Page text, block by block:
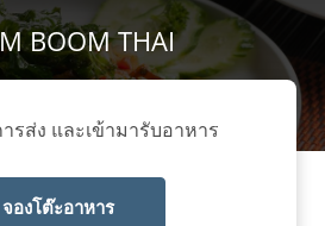
BOOM THAI
ารส่ง และเข้ามารับอาหาร
จองโต๊ะอาหาร